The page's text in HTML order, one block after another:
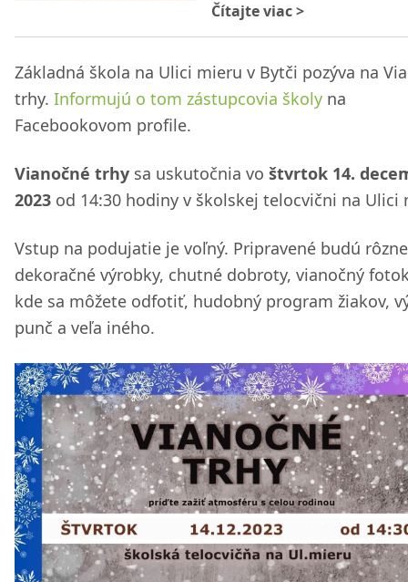
Čítajte viac>
Základná škola na Ulici mieru v Bytči pozýva na
trhy. Informujú o tom zástupcovia školy na
Facebookovom profile.
Vianočné trhy sa uskutočnia vo štvrtok 14.
2023 od 14:30 hodiny v školskej telocvični na Ulici
Vstup na podujatie je voľný. Pripravené budú rôzne
dekoračné výrobky, chutné dobroty, vianočný
kde sa môžete odfotiť, hudobný program žiakov,
punč a veľa iného.